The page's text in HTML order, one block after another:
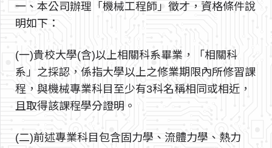
一、本公司辦理「機械工程師」徵才，資格條件說
明如下：
(一)貴校大學(含)以上相關科系畢業，「相關科
系」之採認，係指大學以上之修業期限內所修習課
程，與機械專業科目至少有3科名稱相同或相近，
且取得該課程學分證明。
(二)前述專業科目包含固力學、流體力學、熱力